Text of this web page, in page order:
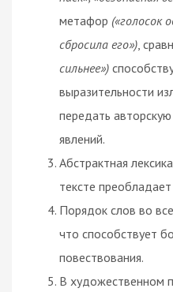
метафор («голосок
сбросила его») ,
сильнее»)
выразительности
передать
явлений.
Абстрактная лексика
тексте
Порядок слов во
что способствует
повествования.
В художественном